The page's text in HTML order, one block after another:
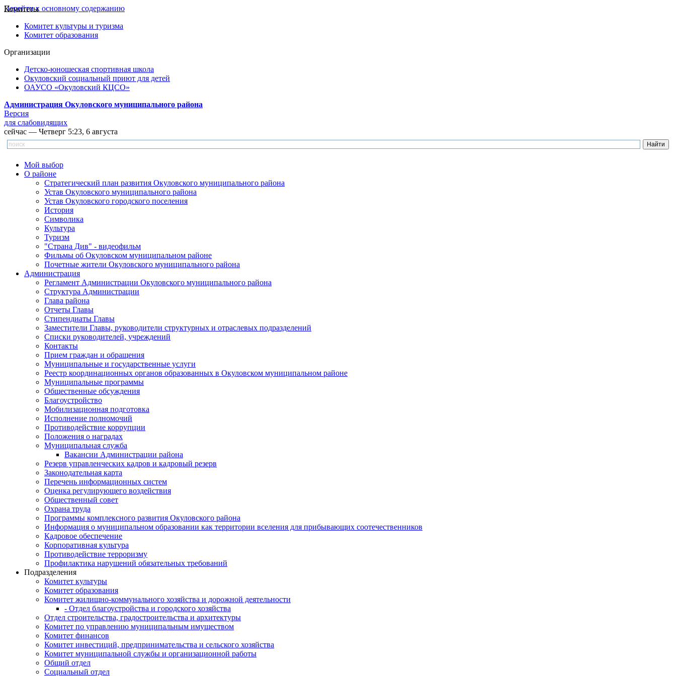
Перейти к основному содержанию
Комитеты
Комитет культуры и туризма
Комитет образования
Организации
Детско-юношеская спортивная школа
Окуловский социальный приют для детей
ОАУСО «Окуловский КЦСО»
Администрация Окуловского муниципального района
Версия
для слабовидящих
сейчас — Четверг 5:23, 6 августа
Мой выбор
О районе
Стратегический план развития Окуловского муниципального района
Устав Окуловского муниципального района
Устав Окуловского городского поселения
История
Символика
Культура
Туризм
"Страна Див" - видеофильм
Фильмы об Окуловском муниципальном районе
Почетные жители Окуловского муниципального района
Администрация
Регламент Администрации Окуловского муниципального района
Структура Администрации
Глава района
Отчеты Главы
Стипендиаты Главы
Заместители Главы, руководители структурных и отраслевых подразделений
Списки руководителей, учреждений
Контакты
Прием граждан и обращения
Муниципальные и государственные услуги
Реестр координационных органов образованных в Окуловском муниципальном районе
Муниципальные программы
Общественные обсуждения
Благоустройство
Мобилизационная подготовка
Исполнение полномочий
Противодействие коррупции
Положения о наградах
Муниципальная служба
Вакансии Администрации района
Резерв управленческих кадров и кадровый резерв
Законодательная карта
Перечень информационных систем
Оценка регулирующего воздействия
Общественный совет
Охрана труда
Программы комплексного развития Окуловского района
Информация о муниципальном образовании как территории вселения для прибывающих соотечественников
Кадровое обеспечение
Корпоративная культура
Противодействие терроризму
Профилактика нарушений обязательных требований
Подразделения
Комитет культуры
Комитет образования
Комитет жилищно-коммунального хозяйства и дорожной деятельности
- Отдел благоустройства и городского хозяйства
Отдел строительства, градостроительства и архитектуры
Комитет по управлению муниципальным имуществом
Комитет финансов
Комитет инвестиций, предпринимательства и сельского хозяйства
Комитет муниципальной службы и организационной работы
Общий отдел
Социальный отдел